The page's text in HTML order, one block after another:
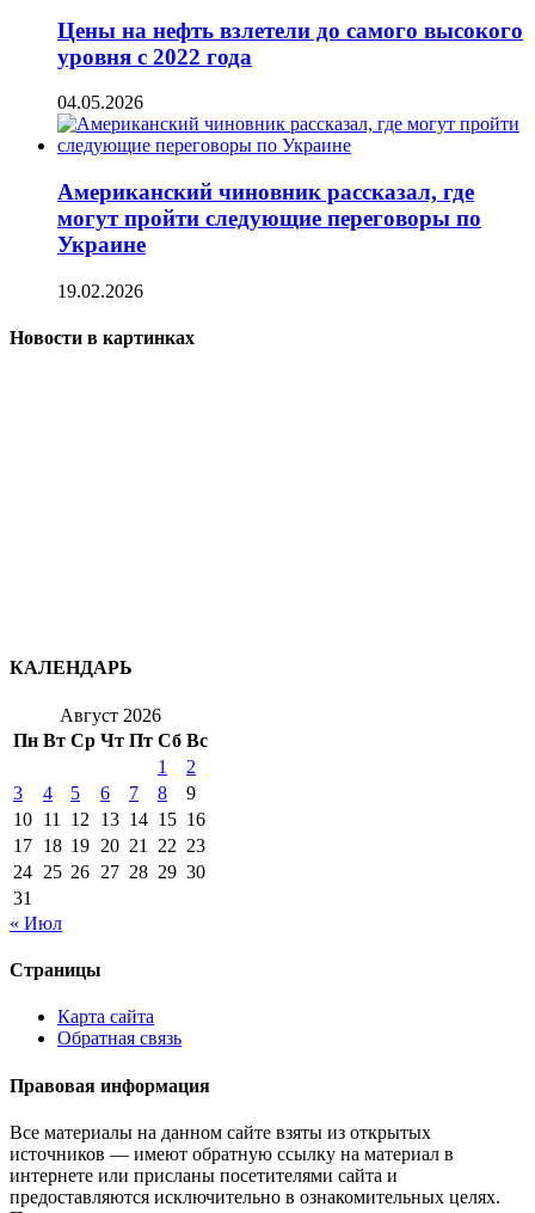
Цены на нефть взлетели до самого высокого
уровня с 2022 года
04.05.2026
Американский чиновник рассказал, где
могут пройти следующие переговоры по
Украине
19.02.2026
Новости в картинках
КАЛЕНДАРЬ
Август 2026
Пн Вт Ср Чт Пт Сб Вс
1
2
3
4 5 6 7 8
9
10 11 12 13 14 15 16
17 18 19 20 21 22 23
24 25 26 27 28 29 30
31
« Июл
Страницы
Карта сайта
Обратная связь
Правовая информация
Все материалы на данном сайте взяты из открытых
источников — имеют обратную ссылку на материал в
интернете или присланы посетителями сайта и
предоставляются исключительно в ознакомительных целях.